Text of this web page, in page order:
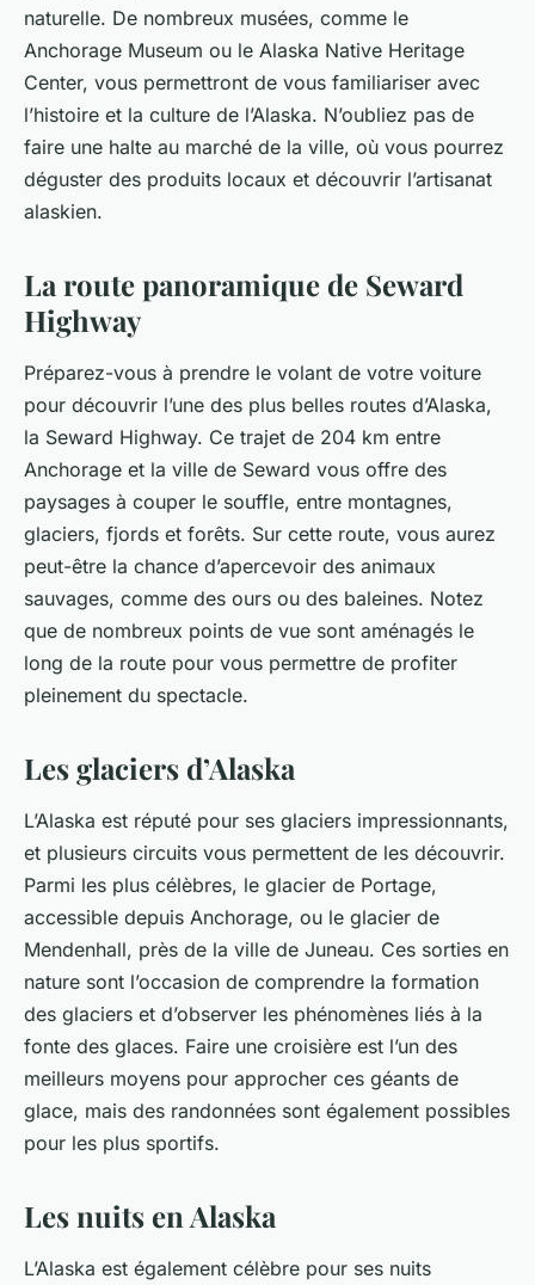
naturelle. De nombreux musées, comme le
Anchorage Museum ou le Alaska Native Heritage
Center, vous permettront de vous familiariser avec
l’histoire et la culture de l’Alaska. N’oubliez pas de
faire une halte au marché de la ville, où vous pourrez
déguster des produits locaux et découvrir l’artisanat
alaskien.
La route panoramique de Seward
Highway
Préparez-vous à prendre le volant de votre voiture
pour découvrir l’une des plus belles routes d’Alaska,
la Seward Highway. Ce trajet de 204 km entre
Anchorage et la ville de Seward vous offre des
paysages à couper le souffle, entre montagnes,
glaciers, fjords et forêts. Sur cette route, vous aurez
peut-être la chance d’apercevoir des animaux
sauvages, comme des ours ou des baleines. Notez
que de nombreux points de vue sont aménagés le
long de la route pour vous permettre de profiter
pleinement du spectacle.
Les glaciers d’Alaska
L’Alaska est réputé pour ses glaciers impressionnants,
et plusieurs circuits vous permettent de les découvrir.
Parmi les plus célèbres, le glacier de Portage,
accessible depuis Anchorage, ou le glacier de
Mendenhall, près de la ville de Juneau. Ces sorties en
nature sont l’occasion de comprendre la formation
des glaciers et d’observer les phénomènes liés à la
fonte des glaces. Faire une croisière est l’un des
meilleurs moyens pour approcher ces géants de
glace, mais des randonnées sont également possibles
pour les plus sportifs.
Les nuits en Alaska
L’Alaska est également célèbre pour ses nuits